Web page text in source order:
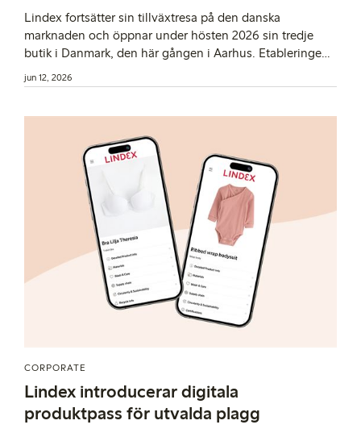
Lindex fortsätter sin tillväxtresa på den danska
marknaden och öppnar under hösten 2026 sin tredje
butik i Danmark, den här gången i Aarhus. Etableringen
är ytterligare ett steg i modeföretagets expansion i
landet och stärker den lokala närvaron.
jun 12, 2026
CORPORATE
Lindex introducerar digitala
produktpass för utvalda plagg